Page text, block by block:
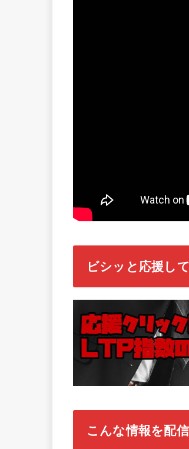
ビシッと応援し
こんな情報を配